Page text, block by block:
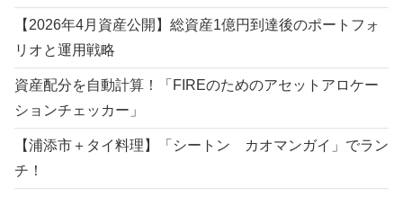
【2026年4月資産公開】総資産1億円到達後のポートフォ
リオと運用戦略
資産配分を自動計算！「FIREのためのアセットアロケー
ションチェッカー」
【浦添市＋タイ料理】「シートン カオマンガイ」でラン
チ！